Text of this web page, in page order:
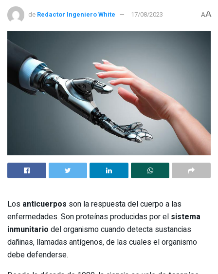
de Redactor Ingeniero White 17/08/2023 AA
Los anticuerpos son la respuesta del cuerpo a las
enfermedades. Son proteínas producidas por el sistema
inmunitario del organismo cuando detecta sustancias
dañinas, llamadas antígenos, de las cuales el organismo
debe defenderse.